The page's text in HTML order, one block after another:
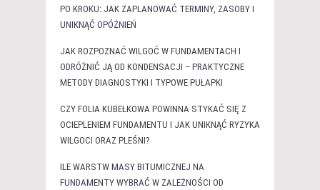
PO KROKU: JAK ZAPLANOWAĆ TERMINY, ZASOBY I
UNIKNĄĆ OPÓŹNIEŃ
JAK ROZPOZNAĆ WILGOĆ W FUNDAMENTACH I
ODRÓŻNIĆ JĄ OD KONDENSACJI – PRAKTYCZNE
METODY DIAGNOSTYKI I TYPOWE PUŁAPKI
CZY FOLIA KUBEŁKOWA POWINNA STYKAĆ SIĘ Z
OCIEPLENIEM FUNDAMENTU I JAK UNIKNĄĆ RYZYKA
WILGOCI ORAZ PLEŚNI?
ILE WARSTW MASY BITUMICZNEJ NA
FUNDAMENTY WYBRAĆ W ZALEŻNOŚCI OD